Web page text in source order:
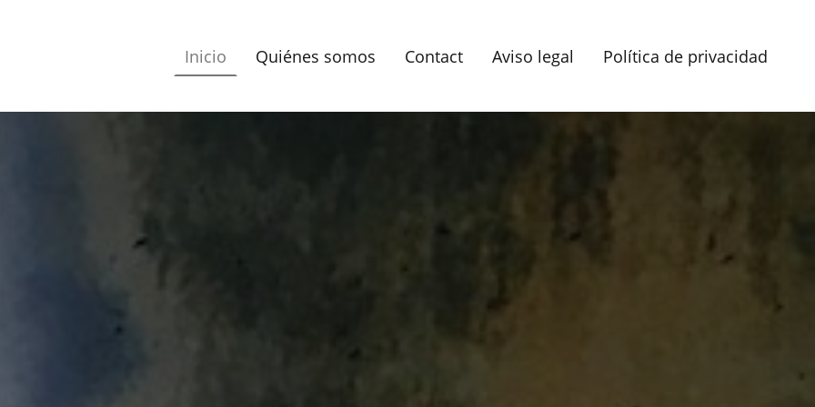
Inicio Quiénes somos Contact Aviso legal Política de privacidad